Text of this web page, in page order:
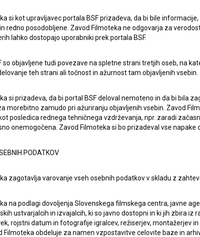
in dajemsoglasjeza zbiranje, hrambo in obdelavo
POGOJI UPORABE
O PROJEKTU
Sprejemam
zbiranje,
si kot upravljavec portala BSF prizadeva, da bi bile
redno posodobljene. Zavod Filmoteka ne odgovarja za
lahko dostopajo uporabniki prek portala BSF.
so objavljene tudi povezave na spletne strani tretjih oseb, na
teh strani ali točnost in ažurnost tam objavljenih vsebin.
si prizadeva, da bi portal BSF deloval nemoteno in da bi bila
morebitno zamudo pri ažuriranju objavljenih vsebin. Zavod
posledica rednega tehničnega vzdrževanja, npr. zaradi
onemogočena. Zavod Filmoteka si bo prizadeval vse napake
PODATKOV
zagotavlja varovanje vseh osebnih podatkov v skladu z
na podlagi dovoljenja Slovenskega filmskega centra, javne
ustvarjalcih in izvajalcih, ki so javno dostopni in ki jih zbira iz
rojstni datum in fotografije igralcev, režiserjev, montažerjev
Filmoteka obdeluje za namen vzpostavitve celovite baze in